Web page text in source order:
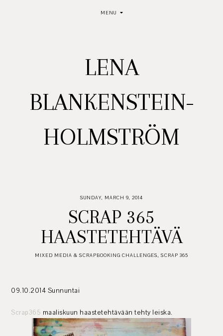
MENU
LENA
BLANKENSTEIN-
HOLMSTRÖM
SUNDAY, MARCH 9, 2014
SCRAP 365
HAASTETEHTÄVÄ
MIXED MEDIA & SCRAPBOOKING CHALLENGES, SCRAP 365
09.10.2014 Sunnuntai
Scrap365 maaliskuun haastetehtävään tehty leiska.